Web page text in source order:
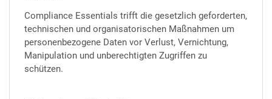
Compliance Essentials trifft die gesetzlich geforderten,
technischen und organisatorischen Maßnahmen um
personenbezogene Daten vor Verlust, Vernichtung,
Manipulation und unberechtigten Zugriffen zu
schützen.